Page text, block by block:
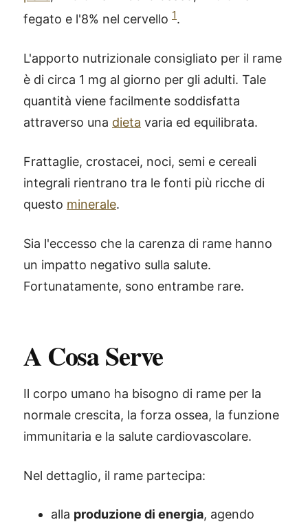
fegato e l'8% nel cervello 1.
L'apporto nutrizionale consigliato per il rame
è di circa 1 mg al giorno per gli adulti. Tale
quantità viene facilmente soddisfatta
attraverso una dieta varia ed equilibrata.
Frattaglie, crostacei, noci, semi e cereali
integrali rientrano tra le fonti più ricche di
questo minerale.
Sia l'eccesso che la carenza di rame hanno
un impatto negativo sulla salute.
Fortunatamente, sono entrambe rare.
A Cosa Serve
Il corpo umano ha bisogno di rame per la
normale crescita, la forza ossea, la funzione
immunitaria e la salute cardiovascolare.
Nel dettaglio, il rame partecipa:
alla produzione di energia, agendo